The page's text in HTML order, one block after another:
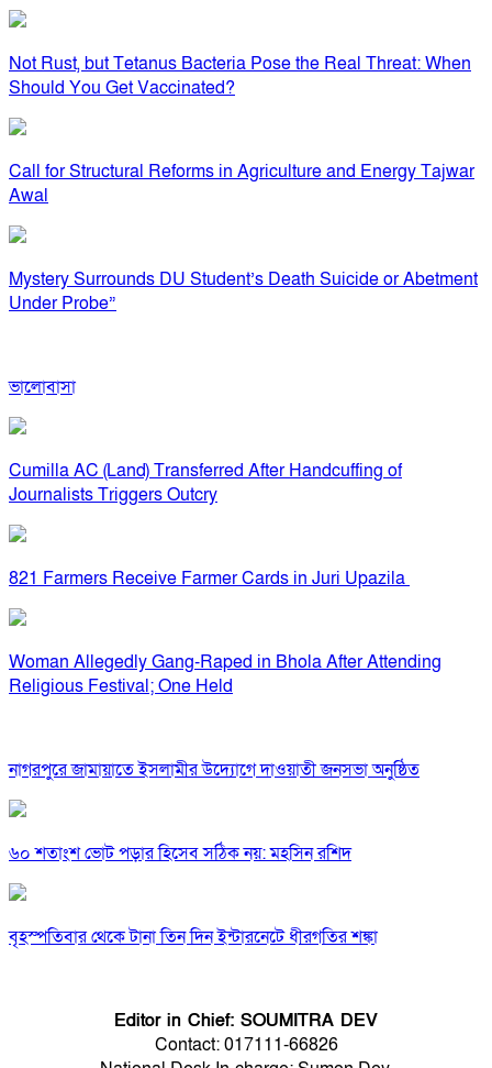
Not Rust, but Tetanus Bacteria Pose the Real Threat: When
Should You Get Vaccinated?
Call for Structural Reforms in Agriculture and Energy Tajwar
Awal
Mystery Surrounds DU Student’s Death Suicide or Abetment
Under Probe”
ভালোবাসা
Cumilla AC (Land) Transferred After Handcuffing of
Journalists Triggers Outcry
821 Farmers Receive Farmer Cards in Juri Upazila
Woman Allegedly Gang-Raped in Bhola After Attending
Religious Festival; One Held
নাগরপুরে জামায়াতে ইসলামীর উদ্যোগে দাওয়াতী জনসভা অনুষ্ঠিত
৬০ শতাংশ ভোট পড়ার হিসেব সঠিক নয়: মহসিন রশিদ
বৃহস্পতিবার থেকে টানা তিন দিন ইন্টারনেটে ধীরগতির শঙ্কা
Editor in Chief: SOUMITRA DEV
Contact: 017111-66826